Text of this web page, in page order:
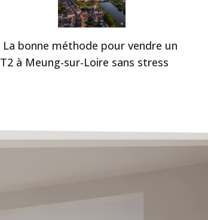
La bonne méthode pour vendre un
T2 à Meung-sur-Loire sans stress